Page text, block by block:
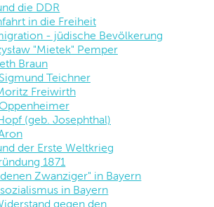
die DDR
in die Freiheit
- jüdische Bevölkerung
"Mietek" Pemper
Braun
Teichner
Freiwirth
(geb. Josephthal)
der Erste Weltkrieg
1871
Zwanziger" in Bayern
in Bayern
gegen den